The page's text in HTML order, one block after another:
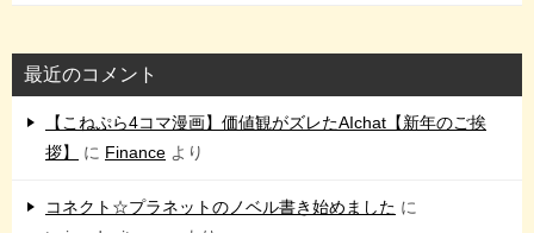
最近のコメント
【こねぷら4コマ漫画】価値観がズレたAIchat【新年のご挨
拶】
に Finance より
コネクト☆プラネットのノベル書き始めました に